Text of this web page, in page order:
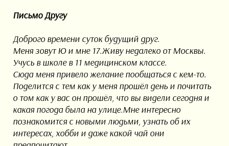
Письмо Другу
Доброго времени суток будущий друг.
Меня зовут Ю и мне 17.Живу недалеко от Москвы.
Учусь в школе в 11 медицинском классе.
Сюда меня привело желание пообщаться с кем-то.
Поделится с тем как у меня прошёл день и почитать
о том как у вас он прошёл, что вы видели сегодня и
какая погода была на улице.Мне интересно
познакомится с новыми людьми, узнать об их
интересах, хобби и даже какой чай они